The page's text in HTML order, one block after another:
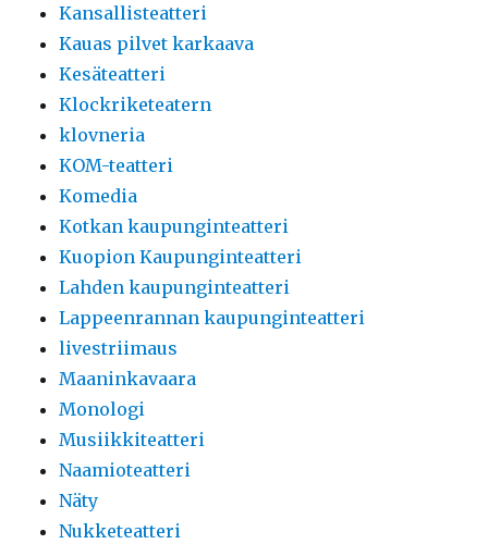
Kansallisteatteri
Kauas pilvet karkaava
Kesäteatteri
Klockriketeatern
klovneria
KOM-teatteri
Komedia
Kotkan kaupunginteatteri
Kuopion Kaupunginteatteri
Lahden kaupunginteatteri
Lappeenrannan kaupunginteatteri
livestriimaus
Maaninkavaara
Monologi
Musiikkiteatteri
Naamioteatteri
Näty
Nukketeatteri